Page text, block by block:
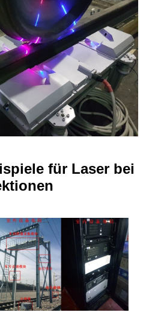
für Laser bei